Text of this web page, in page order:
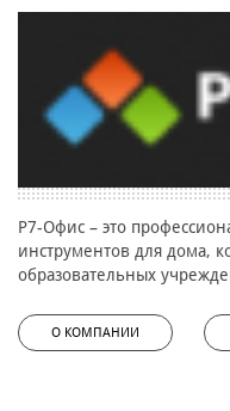
Р7-Офис – это
инструментов для дома,
образовательных
О КОМПАНИИ